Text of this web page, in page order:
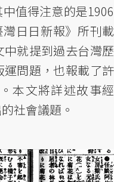
值得注意的是1906
日日新報》所刊載
就提到過去台灣歷
問題，也報載了許
本文將詳述故事經
社會議題。